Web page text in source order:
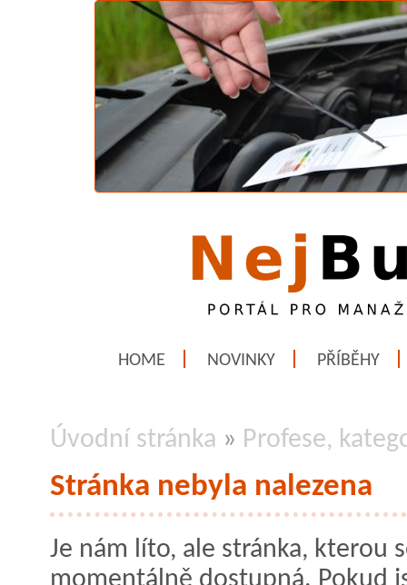
HOME NOVINKY PŘÍBĚHY
Úvodní stránka » Profese,
Stránka nebyla nalezena
Je nám líto, ale stránka, kterou
momentálně dostupná. Pokud